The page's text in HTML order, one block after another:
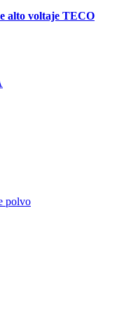
alto voltaje TECO
polvo